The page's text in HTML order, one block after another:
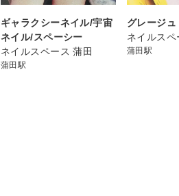
ギャラクシーネイル/宇宙
ネイル/スペーシー
ネイルスペース 蒲田
蒲田駅
グレージュ
ネイルスペ
蒲田駅